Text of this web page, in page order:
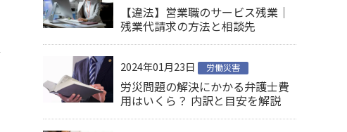
【違法】営業職のサービス残業│
残業代請求の方法と相談先
2024年01月23日 労働災害
労災問題の解決にかかる弁護士費
用はいくら？ 内訳と目安を解説